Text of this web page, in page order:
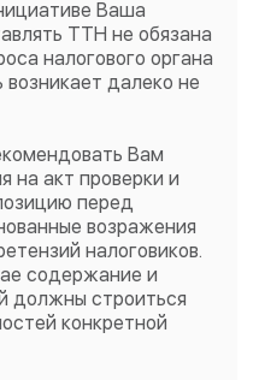
Ваша
ТТН не обязана
налогового органа
возникает далеко не
Вам
на акт проверки и
перед
возражения
налоговиков.
содержание и
должны строиться
конкретной